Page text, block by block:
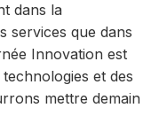
dans la
services que dans
Innovation est
et des
mettre demain